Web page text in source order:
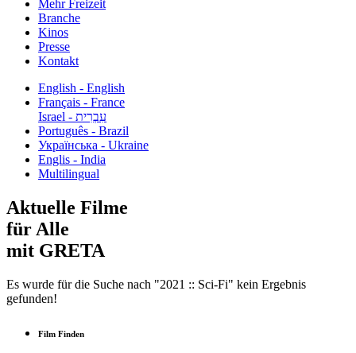
Mehr Freizeit
Branche
Kinos
Presse
Kontakt
English - English
Français - France
עִבְרִית - Israel
Português - Brazil
Українська - Ukraine
Englis - India
Multilingual
Aktuelle Filme
für Alle
mit GRETA
Es wurde für die Suche nach "2021 :: Sci-Fi" kein Ergebnis
gefunden!
Film Finden